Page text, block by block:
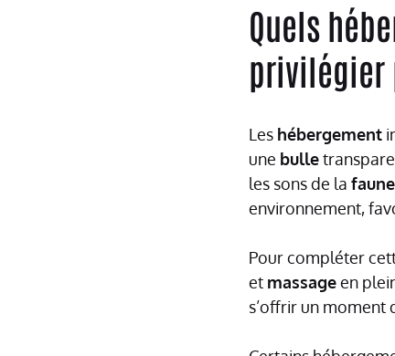
Quels
privilégier
Les hébergement
une bulle
les sons de la faune
environnement,
Pour compléter
et massageen
s’offrir un moment